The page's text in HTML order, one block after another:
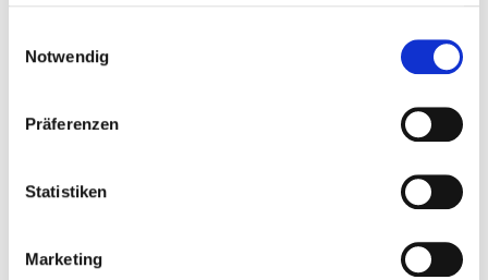
Notwendig
Präferenzen
Statistiken
Marketing